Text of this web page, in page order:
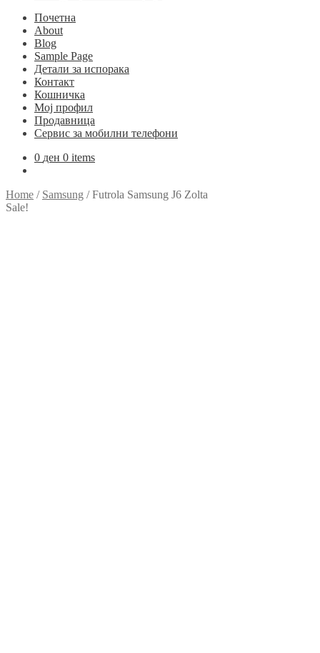
Почетна
About
Blog
Sample Page
Детали за испорака
Контакт
Кошничка
Мој профил
Продавница
Сервис за мобилни телефони
0 ден 0 items
Home / Samsung /Futrola Samsung J6 Zolta
Sale!